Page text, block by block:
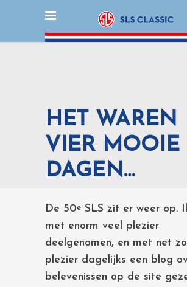
HET WAREN
VIER MOOIE
DAGEN…
De 50e SLS zit er weer op.
met enorm veel plezier
deelgenomen, en met net
plezier dagelijks een blog
belevenissen op de site